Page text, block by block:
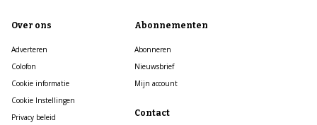
Over ons
Adverteren
Colofon
Cookie informatie
Cookie Instellingen
Privacy beleid
Abonnementen
Abonneren
Nieuwsbrief
Mijn account
Contact